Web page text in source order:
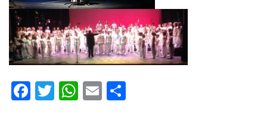
Facebook
Twitter
WhatsApp
Email